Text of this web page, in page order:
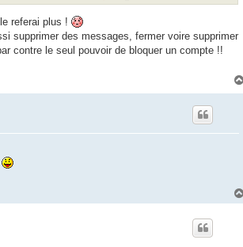
referai plus !
supprimer des messages, fermer voire supprimer
contre le seul pouvoir de bloquer un compte !!